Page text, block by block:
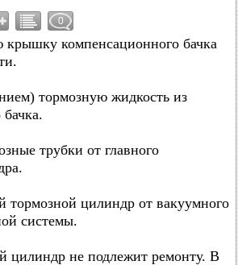
0
компенсационного бачка
тормозную жидкость из
трубки от главного
тормозной цилиндр от вакуумного
системы.
цилиндр не подлежит ремонту. В